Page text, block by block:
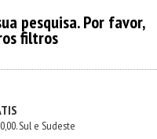
pesquisa. Por favor,
filtros
Sul e Sudeste